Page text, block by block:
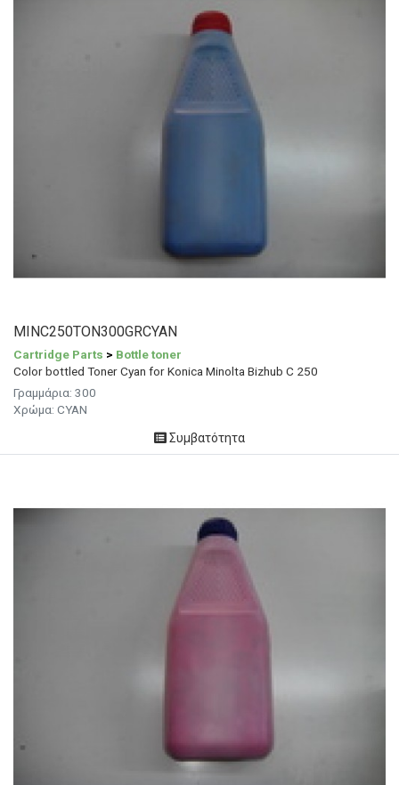
MINC250TON300GRCYAN
Cartridge Parts > Bottle toner
Color bottled Toner Cyan for Konica Minolta Bizhub C 250
Γραμμάρια: 300
Χρώμα: CYAN
Συμβατότητα